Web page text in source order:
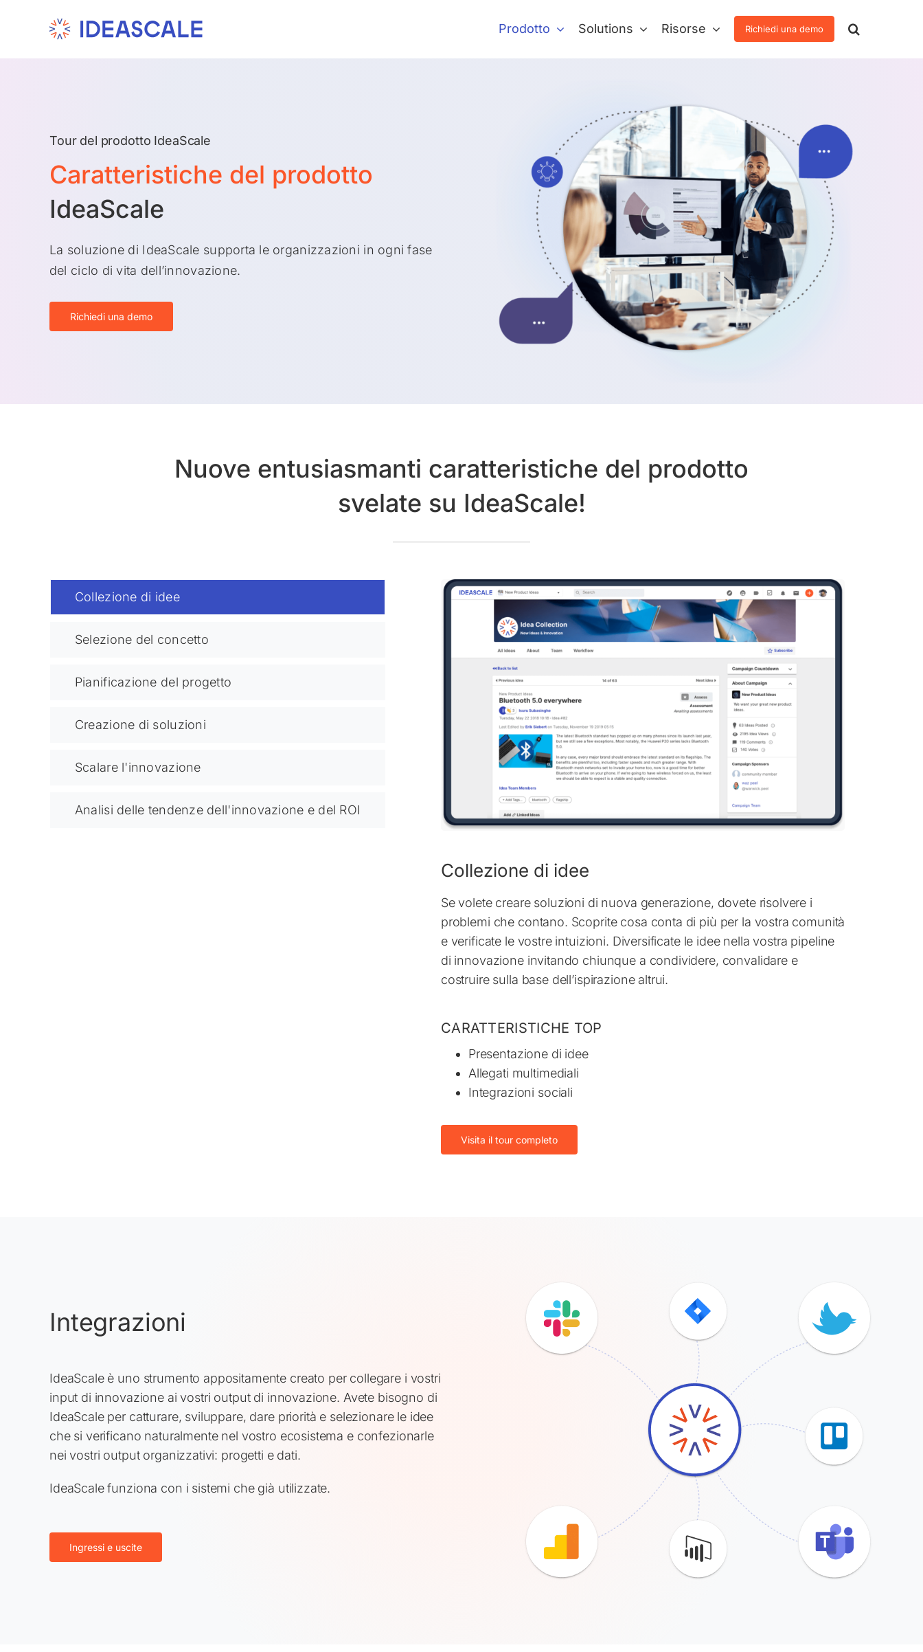
Prodotto Solutions Risorse Richiedi una demo
Tour del prodotto IdeaScale
Caratteristiche del prodotto
IdeaScale
La soluzione di IdeaScale supporta le organizzazioni in ogni fase
del ciclo di vita dell’innovazione.
Richiedi una demo
Nuove entusiasmanti caratteristiche del prodotto
svelate su IdeaScale!
Collezione di idee
Selezione del concetto
Pianificazione del progetto
Creazione di soluzioni
Scalare l'innovazione
Analisi delle tendenze dell'innovazione e del ROI
Collezione di idee
Se volete creare soluzioni di nuova generazione, dovete risolvere i
problemi che contano. Scoprite cosa conta di più per la vostra comunità
e verificate le vostre intuizioni. Diversificate le idee nella vostra pipeline
di innovazione invitando chiunque a condividere, convalidare e
costruire sulla base dell’ispirazione altrui.
CARATTERISTICHE TOP
Presentazione di idee
Allegati multimediali
Integrazioni sociali
Visita il tour completo
Integrazioni
IdeaScale è uno strumento appositamente creato per collegare i vostri
input di innovazione ai vostri output di innovazione. Avete bisogno di
IdeaScale per catturare, sviluppare, dare priorità e selezionare le idee
che si verificano naturalmente nel vostro ecosistema e confezionarle
nei vostri output organizzativi: progetti e dati.
IdeaScale funziona con i sistemi che già utilizzate.
Ingressi e uscite